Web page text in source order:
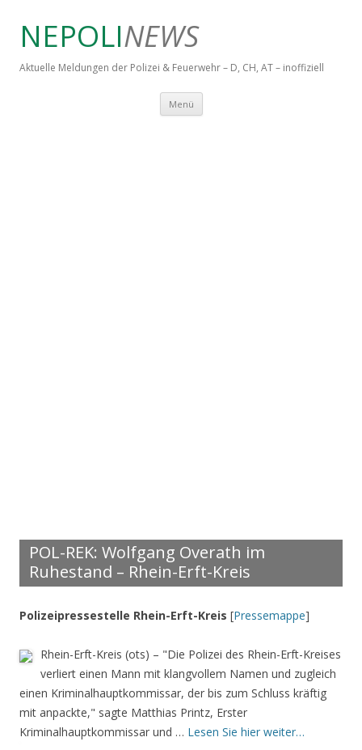
NEPOLINEWS
Aktuelle Meldungen der Polizei & Feuerwehr – D, CH, AT – inoffiziell
Menü Springe zum Inhalt
POL-REK: Wolfgang Overath im
Ruhestand – Rhein-Erft-Kreis
Polizeipressestelle Rhein-Erft-Kreis [Pressemappe]
Rhein-Erft-Kreis (ots) – "Die Polizei des Rhein-Erft-Kreises
verliert einen Mann mit klangvollem Namen und zugleich
einen Kriminalhauptkommissar, der bis zum Schluss kräftig
mit anpackte," sagte Matthias Printz, Erster
Kriminalhauptkommissar und … Lesen Sie hier weiter…